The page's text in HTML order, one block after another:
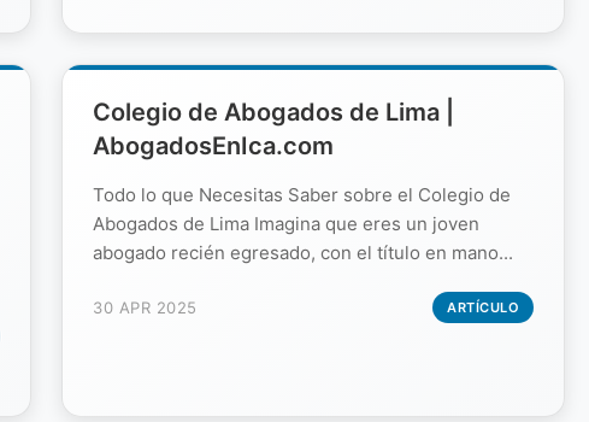
Colegio de Abogados de Lima |
AbogadosEnIca.com
Todo lo que Necesitas Saber sobre el Colegio de
Abogados de Lima Imagina que eres un joven
abogado recién egresado, con el título en mano...
30 APR 2025 ARTÍCULO